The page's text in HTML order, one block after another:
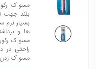
مسواک
بلند جهت
بسیار نرم
ها و
مسواک
راحتی در
مسواک